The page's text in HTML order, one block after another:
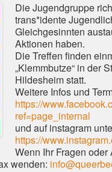
Die Jugendgruppe
trans*idente
Gleichgesinnten
Aktionen haben.
Die Treffen finden
„Klemmbutze“ in der
Hildesheim statt.
Weitere Infos und
https://
ref=page_internal
und auf instagram
https://
Wenn Ihr Fragen
wenden: